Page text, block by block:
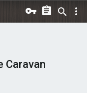
Caravan